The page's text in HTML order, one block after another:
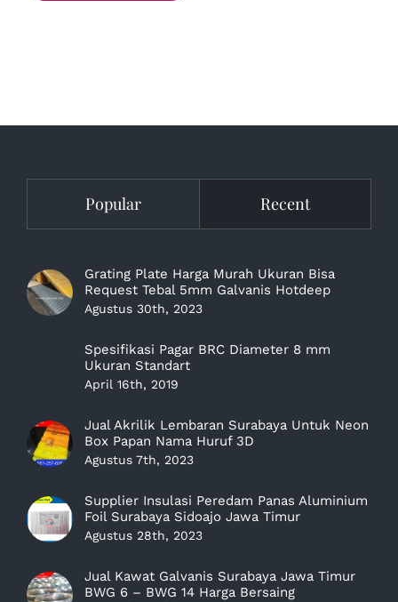
Popular Recent
Grating Plate Harga Murah Ukuran Bisa
Request Tebal 5mm Galvanis Hotdeep
Agustus 30th, 2023
Spesifikasi Pagar BRC Diameter 8 mm
Ukuran Standart
April 16th, 2019
Jual Akrilik Lembaran Surabaya Untuk Neon
Box Papan Nama Huruf 3D
Agustus 7th, 2023
Supplier Insulasi Peredam Panas Aluminium
Foil Surabaya Sidoajo Jawa Timur
Agustus 28th, 2023
Jual Kawat Galvanis Surabaya Jawa Timur
BWG 6 – BWG 14 Harga Bersaing